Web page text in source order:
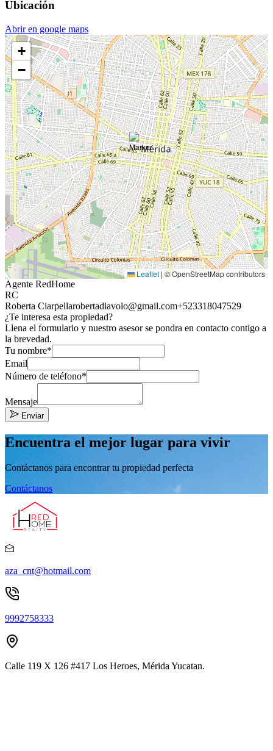
Ubicación
Abrir en google maps
+
−
Leaflet | © OpenStreetMap contributors
Agente RedHome
RC
Roberta Ciarpellarobertadiavolo@gmail.com+523318047529
¿Te interesa esta propiedad?
Llena el formulario y nuestro asesor se pondra en contacto contigo a
la brevedad.
Tu nombre*
Email
Número de teléfono*
Mensaje
Enviar
Encuentra el mejor lugar para vivir
Contáctanos para encontrar tu propiedad perfecta
Contáctanos
aza_cnt@hotmail.com
9992758333
Calle 119 X 126 #417 Los Heroes, Mérida Yucatan.